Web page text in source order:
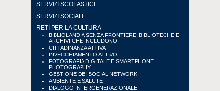
SERVIZI SCOLASTICI
SERVIZI SOCIALI
RETI PER LA CULTURA
BIBLIOLANDIA SENZA FRONTIERE: BIBLIOTECHE E
ARCHIVI CHE INCLUDONO
CITTADINANZA ATTIVA
INVECCHIAMENTO ATTIVO
FOTOGRAFIA DIGITALE E SMARTPHONE
PHOTOGRAPHY
GESTIONE DEI SOCIAL NETWORK
AMBIENTE E SALUTE
DIALOGO INTERGENERAZIONALE